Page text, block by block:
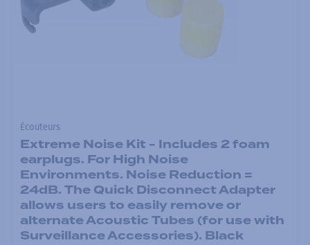
Écouteurs
Extreme Noise Kit - Includes 2 foam
earplugs. For High Noise
Environments. Noise Reduction =
24dB. The Quick Disconnect Adapter
allows users to easily remove or
alternate Acoustic Tubes (for use with
Surveillance Accessories). Black